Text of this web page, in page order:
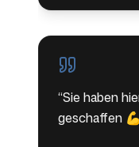
“Sie haben
geschaffen 💪